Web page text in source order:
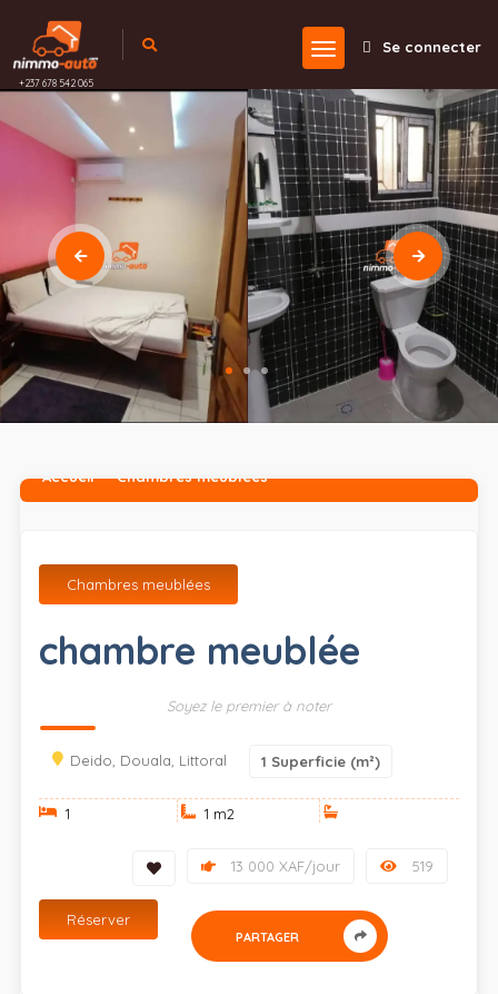
+237 678 542 065
Se connecter
Accueil Chambres meublées
Chambres meublées
chambre meublée
Soyez le premier à noter
Deido, Douala, Littoral 1 Superficie (m²)
1 1 m2
519
13 000 XAF/jour
Réserver
PARTAGER